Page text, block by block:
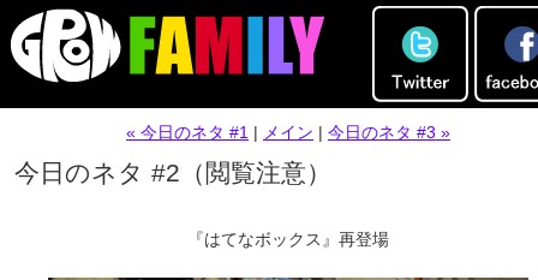
« 今日のネタ #1 | メイン | 今日のネタ #3 »
今日のネタ #2（閲覧注意）
『はてなボックス』再登場